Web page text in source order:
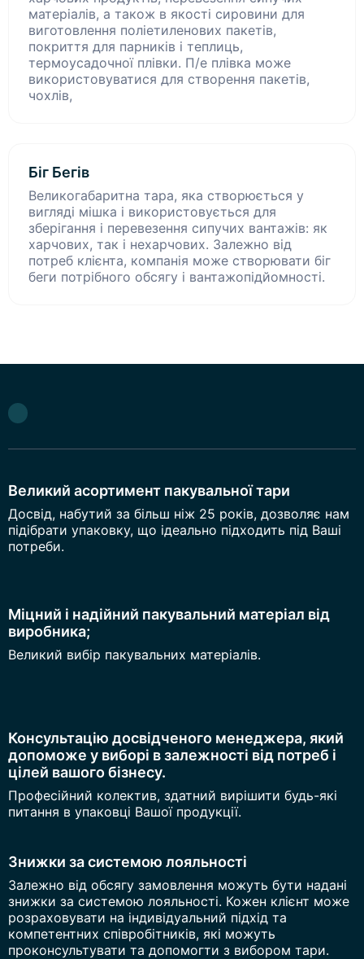
матеріалів, а також в якості сировини для
виготовлення поліетиленових пакетів,
покриття для парників і теплиць,
термоусадочної плівки. П/е плівка може
використовуватися для створення пакетів,
чохлів,
Біг Бегів
Великогабаритна тара, яка створюється у
вигляді мішка і використовується для
зберігання і перевезення сипучих вантажів: як
харчових, так і нехарчових. Залежно від
потреб клієнта, компанія може створювати біг
беги потрібного обсягу і вантажопідйомності.
Великий асортимент пакувальної тари
Досвід, набутий за більш ніж 25 років, дозволяє нам
підібрати упаковку, що ідеально підходить під Ваші
потреби.
Міцний і надійний пакувальний матеріал від
виробника;
Великий вибір пакувальних матеріалів.
Консультацію досвідченого менеджера, який
допоможе у виборі в залежності від потреб і
цілей вашого бізнесу.
Професійний колектив, здатний вирішити будь-які
питання в упаковці Вашої продукції.
Знижки за системою лояльності
Залежно від обсягу замовлення можуть бути надані
знижки за системою лояльності. Кожен клієнт може
розраховувати на індивідуальний підхід та
компетентних співробітників, які можуть
проконсультувати та допомогти з вибором тари.